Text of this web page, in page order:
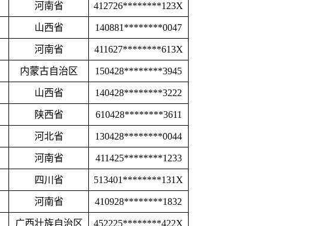
河南省 412726********123X
山西省 140881********0047
河南省 411627********613X
内蒙古自治区 150428********3945
山西省 140428********3222
陕西省 610428********3611
河北省 130428********0044
河南省 411425********1233
四川省 513401********131X
河南省 410928********1832
广西壮族自治区 452225********422X